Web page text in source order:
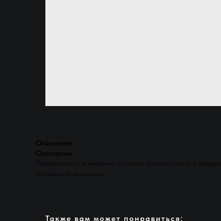
Описание
Описание
Преобразитесь в вечернем атласном красном платье с
коктейльной вечеринки.
Также вам может понравиться: